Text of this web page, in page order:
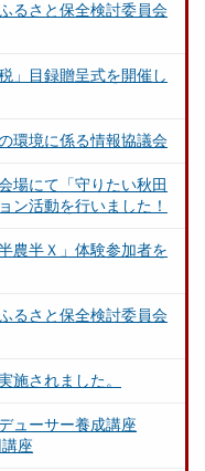
るさと保全検討委員会
」目録贈呈式を開催し
環境に係る情報協議会
場にて「守りたい秋田
ン活動を行いました！
農半Ｘ」体験参加者を
るさと保全検討委員会
施されました。
ューサー養成講座
座